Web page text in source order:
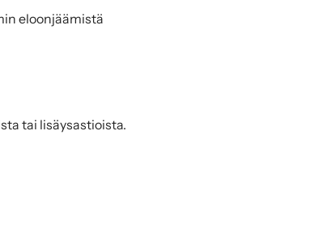
eloonjäämistä
tai lisäysastioista.